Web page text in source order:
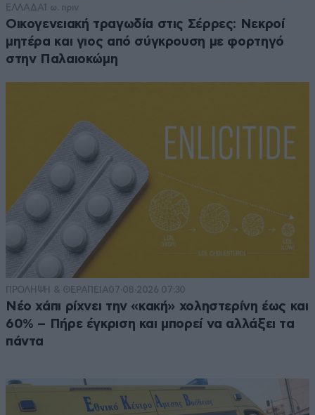
ΕΛΛΑΔΑ1 ω. πριν
Οικογενειακή τραγωδία στις Σέρρες: Νεκροί
μητέρα και γιος από σύγκρουση με φορτηγό
στην Παλαιοκώμη
ΠΡΟΛΗΨΗ & ΘΕΡΑΠΕΙΑ07·08·2026 07:30
Νέο χάπι ρίχνει την «κακή» χοληστερίνη έως και
60% – Πήρε έγκριση και μπορεί να αλλάξει τα
πάντα